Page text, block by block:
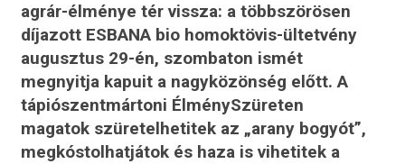
agrár-élménye tér vissza: a többszörösen
díjazott ESBANA bio homoktövis-ültetvény
augusztus 29-én, szombaton ismét
megnyitja kapuit a nagyközönség előtt. A
tápiószentmártoni ÉlménySzüreten
magatok szüretelhetitek az „arany bogyót”,
megkóstolhatjátok és haza is vihetitek a